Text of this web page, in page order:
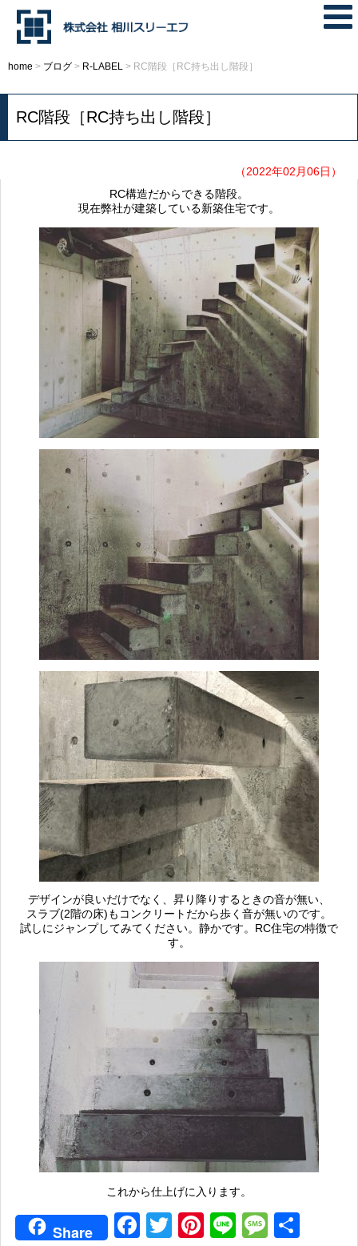
home > ブログ > R-LABEL > RC階段［RC持ち出し階段］
RC階段［RC持ち出し階段］
（2022年02月06日）
RC構造だからできる階段。
現在弊社が建築している新築住宅です。
デザインが良いだけでなく、昇り降りするときの音が無い、
スラブ(2階の床)もコンクリートだから歩く音が無いのです。
試しにジャンプしてみてください。静かです。RC住宅の特徴で
す。
これから仕上げに入ります。
Share Facebook
TwitterPinterest
Line